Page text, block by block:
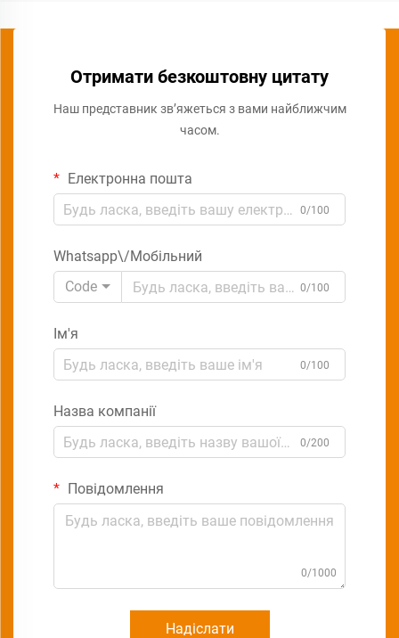
Отримати безкоштовну цитату
Наш представник зв’яжеться з вами найближчим
часом.
Електронна пошта
0/100
Whatsapp\/Мобільний
Code
0/100
Ім'я
0/100
Назва компанії
0/200
Повідомлення
0/1000
Надіслати